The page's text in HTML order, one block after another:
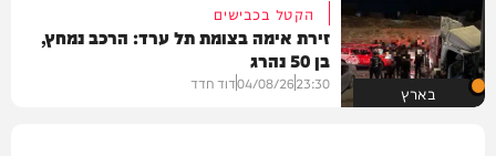
בארץ
הקטל בכבישים
זירת אימה בצומת תל ערד: הרכב נמחץ,
בן 50 נהרג
23:30
04/08/26דוד חדד